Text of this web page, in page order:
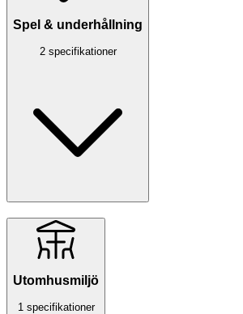
Spel & underhållning
2 specifikationer
Utomhusmiljö
1 specifikationer